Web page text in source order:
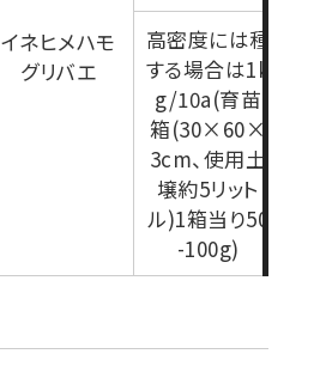
イネヒメハモ
グリバエ
高密度には種
する場合は1k
g/10a(育苗
箱(30×60×
3cm、使用土
壌約5リット
ル)1箱当り50
-100g)